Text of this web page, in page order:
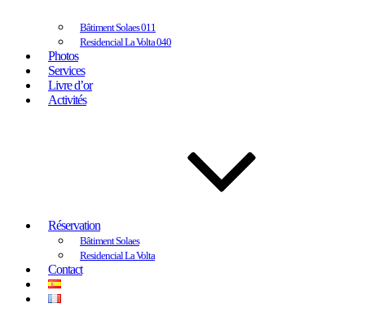
Bâtiment Solaes 011
Residencial La Volta 040
Photos
Services
Livre d’or
Activités
Réservation
Bâtiment Solaes
Residencial La Volta
Contact